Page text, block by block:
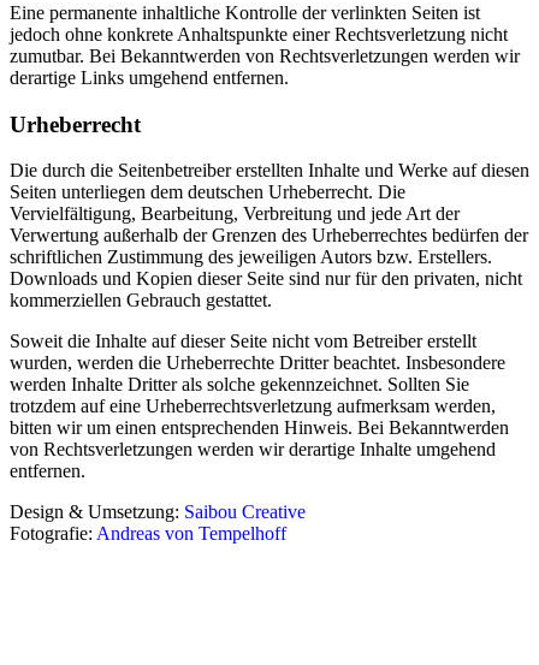
Eine permanente inhaltliche Kontrolle der verlinkten Seiten ist
jedoch ohne konkrete Anhaltspunkte einer Rechtsverletzung nicht
zumutbar. Bei Bekanntwerden von Rechtsverletzungen werden wir
derartige Links umgehend entfernen.
Urheberrecht
Die durch die Seitenbetreiber erstellten Inhalte und Werke auf diesen
Seiten unterliegen dem deutschen Urheberrecht. Die
Vervielfältigung, Bearbeitung, Verbreitung und jede Art der
Verwertung außerhalb der Grenzen des Urheberrechtes bedürfen der
schriftlichen Zustimmung des jeweiligen Autors bzw. Erstellers.
Downloads und Kopien dieser Seite sind nur für den privaten, nicht
kommerziellen Gebrauch gestattet.
Soweit die Inhalte auf dieser Seite nicht vom Betreiber erstellt
wurden, werden die Urheberrechte Dritter beachtet. Insbesondere
werden Inhalte Dritter als solche gekennzeichnet. Sollten Sie
trotzdem auf eine Urheberrechtsverletzung aufmerksam werden,
bitten wir um einen entsprechenden Hinweis. Bei Bekanntwerden
von Rechtsverletzungen werden wir derartige Inhalte umgehend
entfernen.
Design & Umsetzung: Saibou Creative
Fotografie: Andreas von Tempelhoff